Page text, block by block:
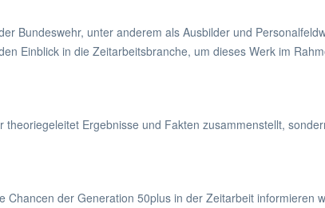
Bundeswehr, unter anderem als Ausbilder und
Einblick in die Zeitarbeitsbranche, um dieses Werk im
Ergebnisse und Fakten zusammenstellt,
der Generation 50plus in der Zeitarbeit informieren